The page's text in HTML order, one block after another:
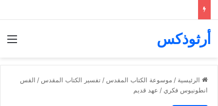
أرثوذكس
الرئيسية / موسوعة الكتاب المقدس / تفسير الكتاب المقدس / القس
انطونيوس فكري / عهد قديم